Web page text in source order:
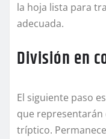
la hoja lista para
adecuada.
División en
El siguiente paso
que representarán
tríptico.